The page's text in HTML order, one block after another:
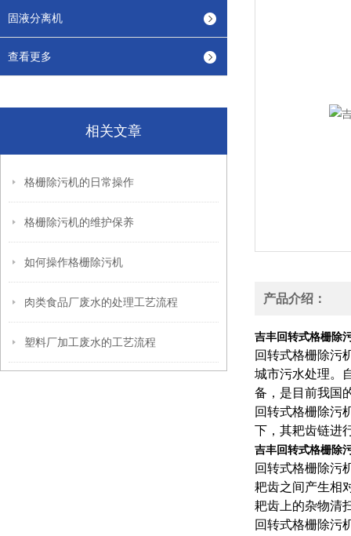
固液分离机
查看更多
相关文章
格栅除污机的日常操作
格栅除污机的维护保养
如何操作格栅除污机
肉类食品厂废水的处理工艺流程
塑料厂加工废水的工艺流程
产品介绍：
吉丰回转式格栅除
回转式格栅除污
城市污水处理。
备，是目前我国
回转式格栅除污
下，其耙齿链进
吉丰回转式格栅除
回转式格栅除污
耙齿之间产生相
耙齿上的杂物清
回转式格栅除污